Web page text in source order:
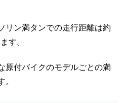
リン満タンでの走行距離は約
す。
原付バイクのモデルごとの満
。